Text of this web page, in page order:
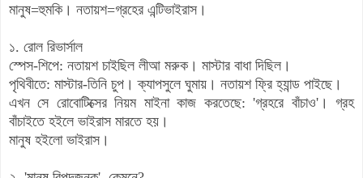
মানুষ=হুমকি। নতায়শ=গ্রহের এন্টিভাইরাস।
১. রোল রিভার্সাল
স্পেস-শিপে: নতায়শ চাইছিল লীআ মরুক। মাস্টার বাধা দিছিল।
পৃথিবীতে: মাস্টার-তিনি চুপ। ক্যাপসুলে ঘুমায়। নতায়শ ফ্রি হ্যান্ড পাইছে।
এখন সে রোবোটিক্সের নিয়ম মাইনা কাজ করতেছে: 'গ্রহরে বাঁচাও'। গ্রহ
বাঁচাইতে হইলে ভাইরাস মারতে হয়।
মানুষ হইলো ভাইরাস।